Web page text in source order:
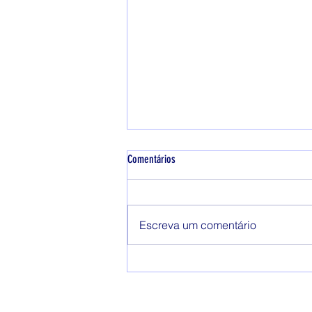
Crie um blog incrível
Comentários
Escreva um comentário